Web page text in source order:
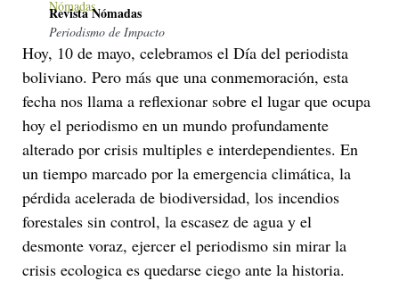
Revista Nómadas
Periodismo de Impacto
Hoy, 10 de mayo, celebramos el Día del periodista
boliviano. Pero más que una conmemoración, esta
fecha nos llama a reflexionar sobre el lugar que ocupa
hoy el periodismo en un mundo profundamente
alterado por crisis multiples e interdependientes. En
un tiempo marcado por la emergencia climática, la
pérdida acelerada de biodiversidad, los incendios
forestales sin control, la escasez de agua y el
desmonte voraz, ejercer el periodismo sin mirar la
crisis ecologica es quedarse ciego ante la historia.